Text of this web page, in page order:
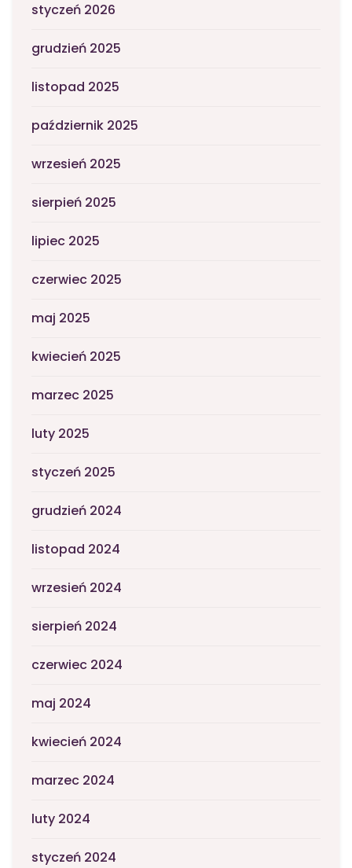
styczeń 2026
grudzień 2025
listopad 2025
październik 2025
wrzesień 2025
sierpień 2025
lipiec 2025
czerwiec 2025
maj 2025
kwiecień 2025
marzec 2025
luty 2025
styczeń 2025
grudzień 2024
listopad 2024
wrzesień 2024
sierpień 2024
czerwiec 2024
maj 2024
kwiecień 2024
marzec 2024
luty 2024
styczeń 2024